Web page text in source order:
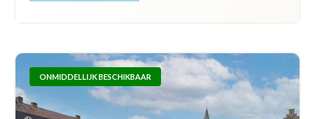
ONMIDDELLIJK BESCHIKBAAR